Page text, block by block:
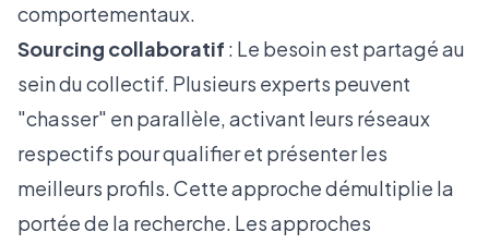
comportementaux.
Sourcing collaboratif : Le besoin est partagé au
sein du collectif. Plusieurs experts peuvent
"chasser" en parallèle, activant leurs réseaux
respectifs pour qualifier et présenter les
meilleurs profils. Cette approche démultiplie la
portée de la recherche. Lesapproches